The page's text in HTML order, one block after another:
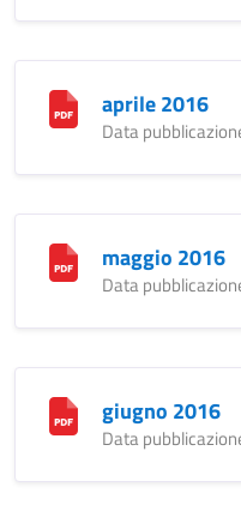
aprile 2016
Data
maggio 2016
Data
giugno 2016
Data